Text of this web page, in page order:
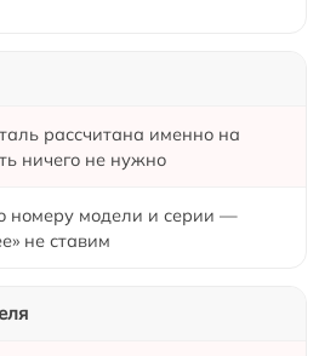
рассчитана именно на
ничего не нужно
номеру модели и серии —
не ставим